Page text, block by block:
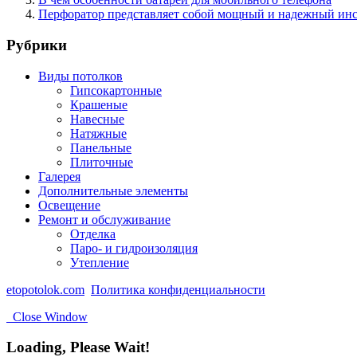
Перфоратор представляет собой мощный и надежный
Рубрики
Виды потолков
Гипсокартонные
Крашеные
Навесные
Натяжные
Панельные
Плиточные
Галерея
Дополнительные элементы
Освещение
Ремонт и обслуживание
Отделка
Паро- и гидроизоляция
Утепление
etopotolok.com Политика конфиденциальности
Close Window
Loading, Please Wait!